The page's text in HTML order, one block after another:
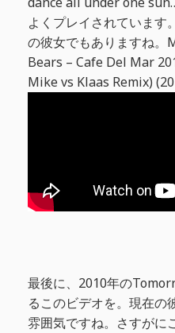
よくプレイされていま
の彼女でもありますね
Bears – Cafe Del Mar
Mike vs Klaas Remix)
最後に、2010年の
るこのビデオを。現在の
雰囲気ですね。さすがに